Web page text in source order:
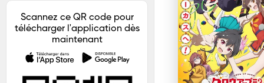
Scannez ce QR code pour
télécharger l'application dès
maintenant